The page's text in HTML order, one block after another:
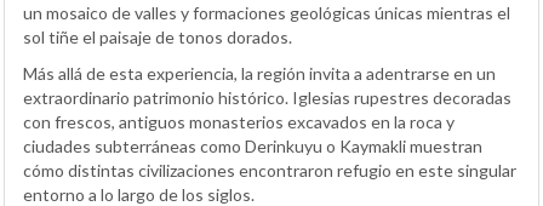
un mosaico de valles y formaciones geológicas únicas mientras el
sol tiñe el paisaje de tonos dorados.
Más allá de esta experiencia, la región invita a adentrarse en un
extraordinario patrimonio histórico. Iglesias rupestres decoradas
con frescos, antiguos monasterios excavados en la roca y
ciudades subterráneas como Derinkuyu o Kaymakli muestran
cómo distintas civilizaciones encontraron refugio en este singular
entorno a lo largo de los siglos.